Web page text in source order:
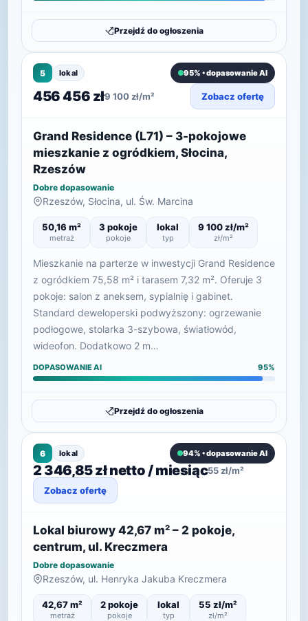
Przejdź do ogłoszenia
5 lokal 95% • dopasowanie AI
456 456 zł9 100 zł/m² Zobacz ofertę
Grand Residence (L71) – 3-pokojowe
mieszkanie z ogródkiem, Słocina,
Rzeszów
Dobre dopasowanie
Rzeszów, Słocina, ul. Św. Marcina
50,16 m²
metraż
3 pokoje
pokoje
lokal
typ
9 100 zł/m²
zł/m²
Mieszkanie na parterze w inwestycji Grand Residence
z ogródkiem 75,58 m² i tarasem 7,32 m². Oferuje 3
pokoje: salon z aneksem, sypialnię i gabinet.
Standard deweloperski podwyższony: ogrzewanie
podłogowe, stolarka 3-szybowa, światłowód,
wideofon. Dodatkowo 2 m…
DOPASOWANIE AI 95%
Przejdź do ogłoszenia
6 lokal 94% • dopasowanie AI
2 346,85 zł netto / miesiąc55 zł/m²
Zobacz ofertę
Lokal biurowy 42,67 m² – 2 pokoje,
centrum, ul. Kreczmera
Dobre dopasowanie
Rzeszów, ul. Henryka Jakuba Kreczmera
42,67 m²
metraż
2 pokoje
pokoje
lokal
typ
55 zł/m²
zł/m²